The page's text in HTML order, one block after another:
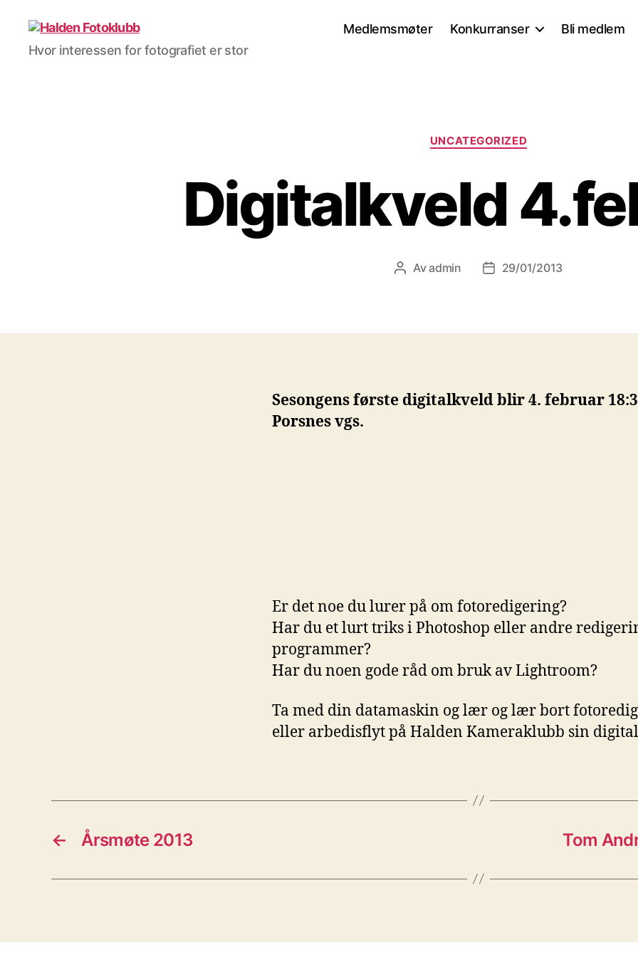
Halden
Fotoklubb
Hvor interessen for fotografiet er stor
Medlemsmøter Konkurranser Bli medlem
Kategorier
UNCATEGORIZED
Digitalkveld
Innleggsforfatter
Avadmin Publiseringsdato
29/01/2013
Sesongens første digitalkveld blir 4. februar
Porsnes vgs.
Er det noe du lurer på om fotoredigering?
Har du et lurt triks i Photoshop eller andre
programmer?
Har du noen gode råd om bruk av Lightroom?
Ta med din datamaskin og lær og lær bort
eller arbedisflyt på Halden Kameraklubb sin
← Årsmøte 2013 Tom